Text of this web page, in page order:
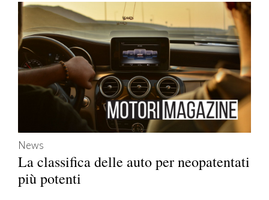
News
La classifica delle auto per neopatentati
più potenti